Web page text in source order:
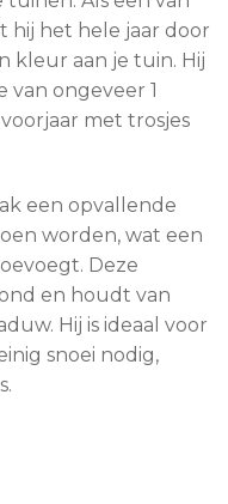
hij het hele jaar door
kleur aan je tuin. Hij
van ongeveer 1
met trosjes
een opvallende
worden, wat een
Deze
en houdt van
Hij is ideaal voor
snoei nodig,